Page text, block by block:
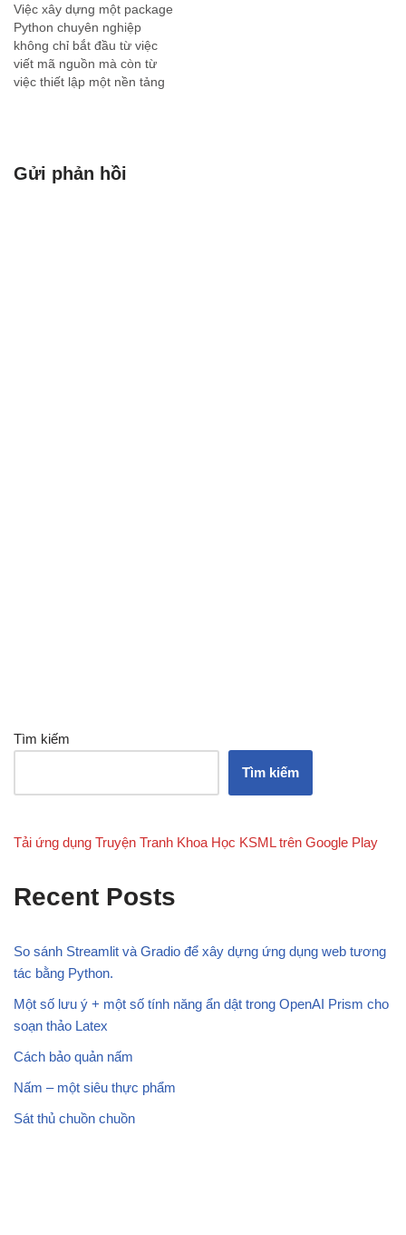
Việc xây dựng một package
Python chuyên nghiệp
không chỉ bắt đầu từ việc
viết mã nguồn mà còn từ
việc thiết lập một nền tảng
Gửi phản hồi
Tìm kiếm
Tìm kiếm
Tải ứng dụng Truyện Tranh Khoa Học KSML trên Google Play
Recent Posts
So sánh Streamlit và Gradio để xây dựng ứng dụng web tương
tác bằng Python.
Một số lưu ý + một số tính năng ẩn dật trong OpenAI Prism cho
soạn thảo Latex
Cách bảo quản nấm
Nấm – một siêu thực phẩm
Sát thủ chuồn chuồn